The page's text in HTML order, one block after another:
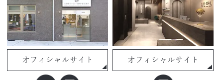
オフィシャルサイト オフィシャルサイト